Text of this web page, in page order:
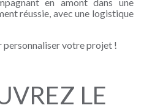
réussie, avec une logistique
votre projet !
LE